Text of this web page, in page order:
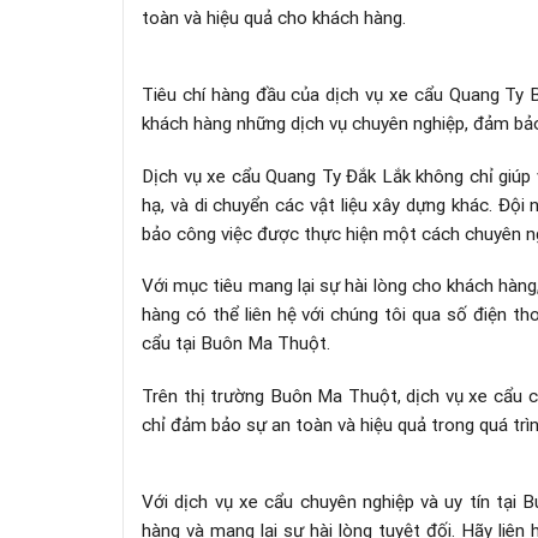
toàn và hiệu quả cho khách hàng.
Tiêu chí hàng đầu của dịch vụ xe cẩu Quang
khách hàng những dịch vụ chuyên nghiệp, đảm
Dịch vụ xe cẩu Quang Ty Đắk Lắk không chỉ
hạ, và di chuyển các vật liệu xây dựng khác. Đội
bảo công việc được thực hiện một cách chuyên
Với mục tiêu mang lại sự hài lòng cho khách
hàng có thể liên hệ với chúng tôi qua số điện
cẩu tại Buôn Ma Thuột.
Trên thị trường Buôn Ma Thuột, dịch vụ xe cẩu
chỉ đảm bảo sự an toàn và hiệu quả trong quá
Với dịch vụ xe cẩu chuyên nghiệp và uy tín tại
hàng và mang lại sự hài lòng tuyệt đối. Hãy